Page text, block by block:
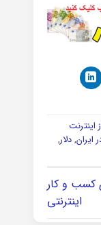
ایران, دلار,
کسب و کار
اینترنتی